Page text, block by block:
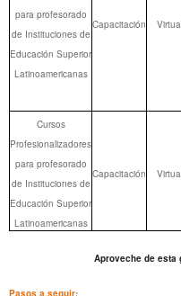
para profesorado
de Instituciones de
Educación Superior
Latinoamericanas
Capacitación
Cursos
Profesionalizadores
para profesorado
de Instituciones de
Educación Superior
Latinoamericanas
Capacitación
Aproveche de esta
Pasos a seguir: